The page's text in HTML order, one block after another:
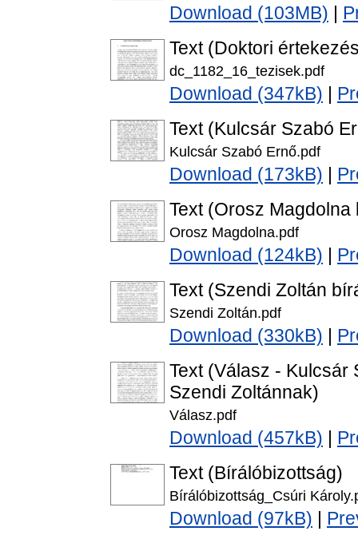
Download (103MB)
Text (Doktori
dc_1182_16_tezisek.pdf
Download (347kB)
Text (Kulcsár Szabó
Kulcsár Szabó Ernő.pdf
Download (173kB)
Text (Orosz Magdolna
Orosz Magdolna.pdf
Download (124kB)
Text (Szendi Zoltán
Szendi Zoltán.pdf
Download (330kB)
Text (Válasz - Kulcsár
Szendi Zoltánnak)
Válasz.pdf
Download (457kB)
Text (Bírálóbizottság)
Bírálóbizottság_Csúri
Download (97kB)